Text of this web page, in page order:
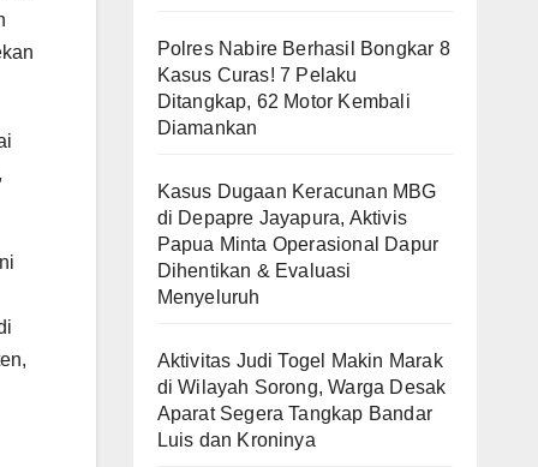
Polres Nabire Berhasil Bongkar 8
Kasus Curas! 7 Pelaku
Ditangkap, 62 Motor Kembali
Diamankan
Kasus Dugaan Keracunan MBG
di Depapre Jayapura, Aktivis
Papua Minta Operasional Dapur
Dihentikan & Evaluasi
Menyeluruh
Aktivitas Judi Togel Makin Marak
di Wilayah Sorong, Warga Desak
Aparat Segera Tangkap Bandar
Luis dan Kroninya